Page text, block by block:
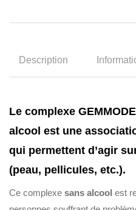
Description
Le complexe
alcool est une
qui permettent d’agir
(peau, pellicules, etc.).
Ce complexe sans alcool est